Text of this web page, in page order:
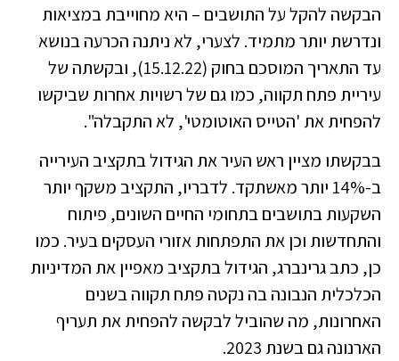
הבקשה להקל על התושבים – היא מחוייבת במציאות
ונדרשת יותר מתמיד. לצערי, לא ניתנה הכרעה בנושא
עד התאריך המוסכם בחוק (15.12.22), ובקשתה של
עיריית פתח תקווה, כמו גם של רשויות אחרות שביקשו
להפחית את 'הטייס האוטומטי', לא התקבלה".
בבקשתו מציין ראש העיר את הגידול בתקציב העירייה
ב-14% יותר מאשתקד. לדבריו, התקציב משקף יותר
השקעות בתושבים בתחומי החיים השונים, פיתוח
והתחדשות וכן את התפתחות אזורי העסקים בעיר. כמו
כן, כתב גרינברג, הגידול בתקציב מאפיין את המדיניות
הכלכלית הנבונה בה נקטה פתח תקווה בשנים
האחרונות, מה שהוביל לבקשה להפחית את תעריף
הארנונה גם בשנת 2023.